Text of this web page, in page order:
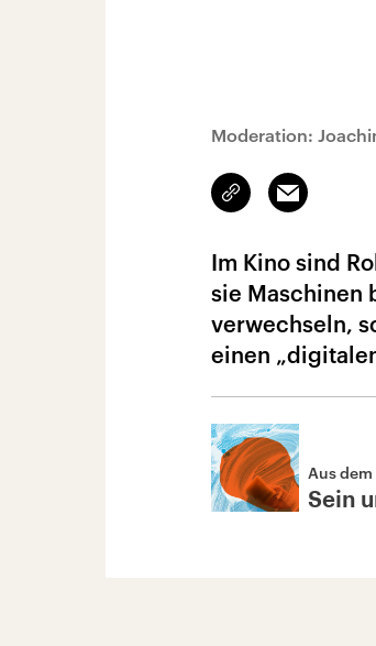
Moderation:
Link
kopieren/teilen
Email
Im Kino sind
sie Maschinen
verwechseln,
einen
Aus
Sein